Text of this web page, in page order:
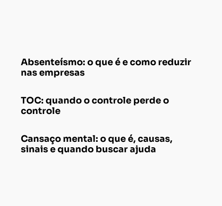
Absenteísmo: o que é e como reduzir
nas empresas
TOC: quando o controle perde o
controle
Cansaço mental: o que é, causas,
sinais e quando buscar ajuda